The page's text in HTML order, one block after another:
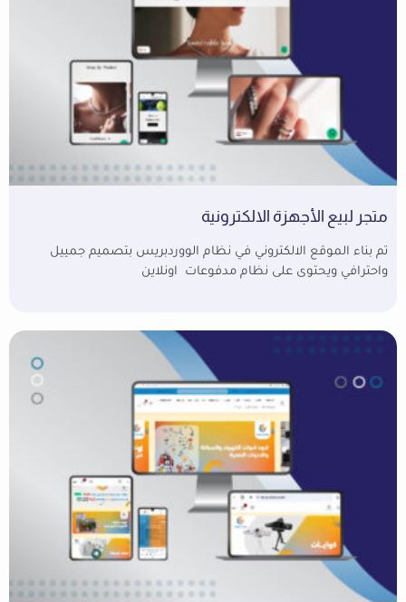
متجر لبيع الأجهزة الالكترونية
تم بناء الموقع الالكتروني في نظام الووردبريس بتصميم جمييل
واحترافي ويحتوى على نظام مدفوعات اونلاين